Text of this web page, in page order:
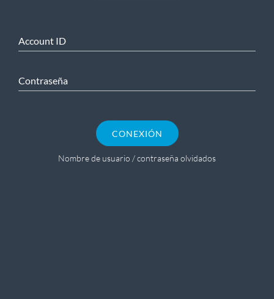
Account ID
Contraseña
CONEXIÓN
Nombre de usuario / contraseña olvidados